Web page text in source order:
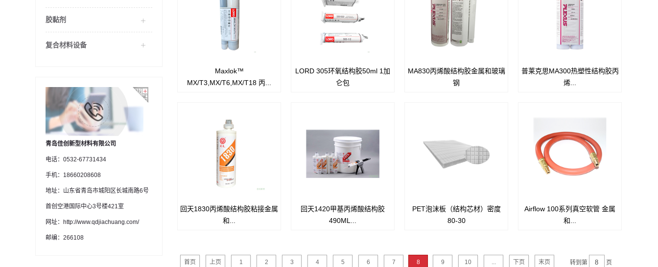
胶黏剂
复合材料设备
青岛佳创新型材料有限公司
电话：0532-67731434
手机：18660208608
地址：山东省青岛市城阳区长城南路6号
首创空港国际中心3号楼421室
网址：http://www.qdjiachuang.com/
邮编：266108
LORD Maxlok™ MX/T3,MX/T6,MX/T18 丙
烯酸胶粘剂可代
泛温度范围下的遭受强冲击或高剥
离载荷的环境。
LORD Maxlok 胶粘剂可以满足宽
泛工作时间下的各种工艺
要求。
Maxlok™
MX/T3,MX/T6,MX/T18 丙...
产品描述
Lord305 是一种通用型，中等粘
过处理的金属，FRP 制品，酚醛
制品，木质品，经过处
理的橡胶制品等。Lord 305 胶粘
剂可以用于粘接硫化后橡胶和硫化
后橡胶，硫化后橡胶和
LORD 305环氧结构胶50ml 1加
仑包
产品介绍：PlexusTMMA830是一
种专为金属结构性粘接设计的双组
MA830丙烯酸结构胶金属和玻璃
钢
普莱克思MA300热塑性结构胶丙
烯...
回天1830丙烯酸结构胶粘接金属
和...
回天1420甲基丙烯酸结构胶
490ML...
PET泡沫是一种新型的经济、高
效、环保型闭孔结构芯材，主要成
成核增强母粒采用独特的包含纳米
PET泡沫板（结构芯材）密度
80-30
Airflow 100.软管为耐久高温高压
的热压罐软管.该软管由编织钢包
真空或热压罐压力压
Airflow 100系列真空软管 金属
和...
首页 上页 1 2 3 4 5 6 7 8 9 10 ... 下页 末页 转到第 页